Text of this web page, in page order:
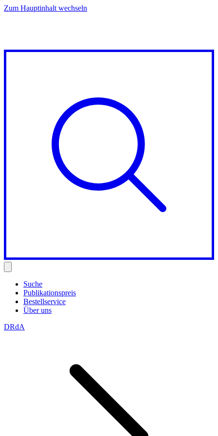
Zum Hauptinhalt wechseln
Suche
Publikationspreis
Bestellservice
Über uns
DRdA